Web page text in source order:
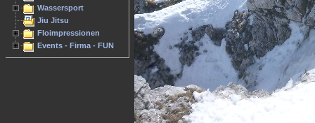
Wassersport
Jiu Jitsu
Floimpressionen
Events - Firma - FUN